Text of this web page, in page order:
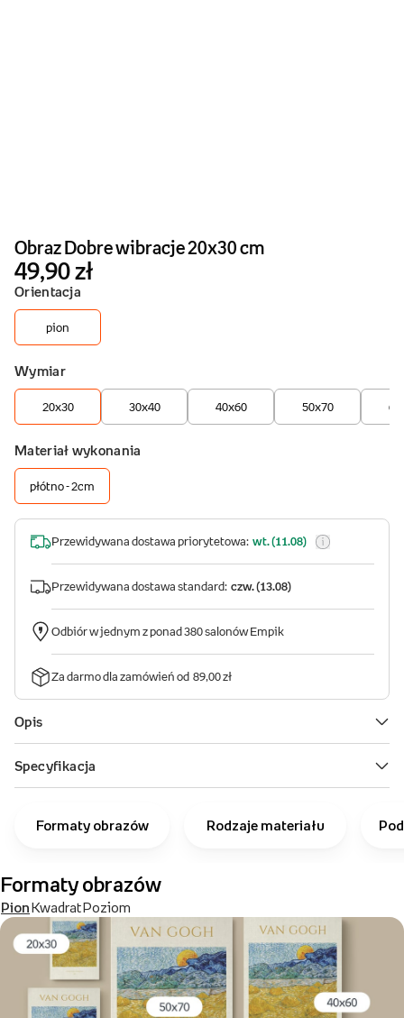
Formaty obrazów Rodzaje materiału
Formaty obrazów
PionKwadratPoziom